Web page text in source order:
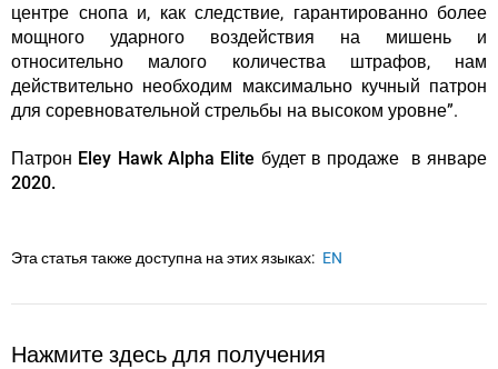
центре снопа и, как следствие, гарантированно более
мощного ударного воздействия на мишень и
относительно малого количества штрафов, нам
действительно необходим максимально кучный патрон
для соревновательной стрельбы на высоком уровне”.
Патрон Eley Hawk Alpha Elite будет в продаже в январе
2020.
Эта статья также доступна на этих языках: EN
Нажмите здесь для получения